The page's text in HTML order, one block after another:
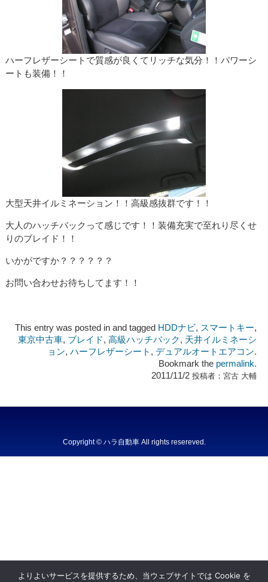
ハーフレザーシートで質感が良くてリッチな気分！！パワーシ
ートも装備！！
大型天井イルミネーション！！高級感抜群です！！
大人のハッチバックって感じです！！装備充実で至れり尽くせ
りのブレイド！！
いかがですか？？？？？？
お問い合わせお待ちしてます！！
This entry was posted in and tagged HDDナビ, スマートキー,
東京中古車, ブレイド,高級ハッチバック, 天井イルミネーシ
ョン,ハーフレザーシート , デュアルオートエアコン.
Bookmark the permalink.
2011/11/2 投稿者：宮古 大輔
Copyright © ハラ自動車 All rights resereved.Powered by DJCOM Inc.
よりよいサービスを提供するため、当ウェブサイトでは Cookie を